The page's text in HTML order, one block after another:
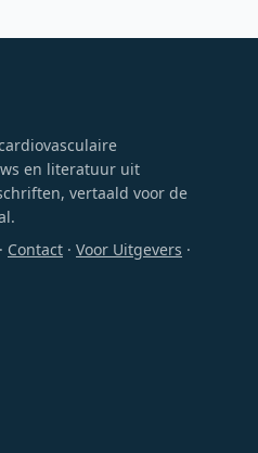
en literatuur uit
vertaald voor de
· Contact · Voor Uitgevers ·